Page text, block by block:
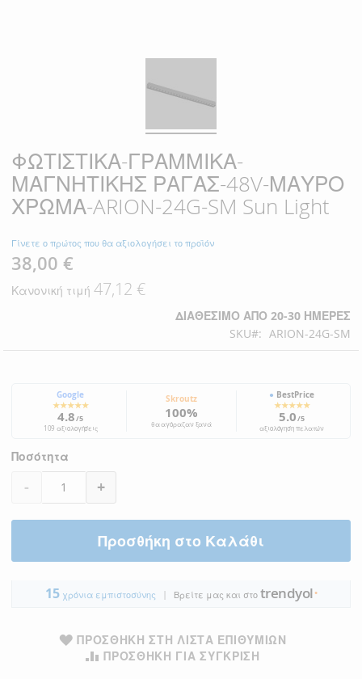
ΦΩΤΙΣΤΙΚΑ-ΓΡΑΜΜΙΚΑ-
ΜΑΓΝΗΤΙΚΗΣ ΡΑΓΑΣ-48V-ΜΑΥΡΟ
ΧΡΩΜΑ-ARION-24G-SM Sun Light
Γίνετε ο πρώτος που θα αξιολογήσει το προϊόν
Ειδική
Τιμή
38,00 €
Κανονική τιμή 47,12 €
ΔΙΑΘΈΣΙΜΟ ΑΠΌ 20-30 ΗΜΈΡΕΣ
SKU
ARION-24G-SM
Google
★★★★★
4.8/5
109 αξιολογήσεις
Skroutz
100%
θα αγόραζαν ξανά
● BestPrice
★★★★★
5.0/5
αξιολόγηση πελατών
Ποσότητα
- +
Προσθήκη στο Καλάθι
15χρόνια εμπιστοσύνης | Βρείτε μας και στο trendyol ●
ΠΡΟΣΘΉΚΗ ΣΤΗ ΛΊΣΤΑ ΕΠΙΘΥΜΙΏΝ
ΠΡΟΣΘΉΚΗ ΓΙΑ ΣΎΓΚΡΙΣΗ